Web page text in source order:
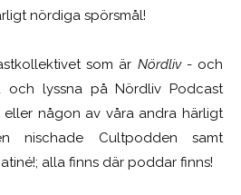
nördiga spörsmål!
som är Nördliv- och
och lyssna på Nördliv Podcast
eller någon av våra andra härligt
nischade Cultpodden samt
alla finns där poddar finns!